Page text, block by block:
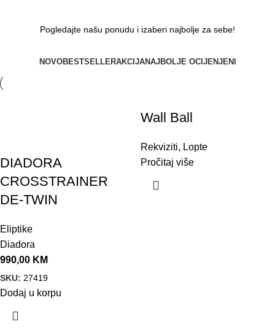
Pogledajte našu ponudu i izaberi najbolje za sebe!
NOVOBESTSELLERAKCIJANAJBOLJE OCIJENJENI
DIADORA
CROSSTRAINER
DE-TWIN
Eliptike
Diadora
990,00 KM
SKU: 27419
Dodaj u korpu
Wall Ball
Rekviziti, Lopte
Pročitaj više